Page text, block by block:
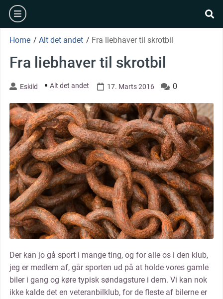
Skip
content
burger
Home / Alt det andet / Fra liebhaver til skrotbil
Fra liebhaver til skrotbil
Eskild Alt det andet 17. Marts 2016 0
Der kan jo gå sport i mange ting, og for alle os i den klub,
jeg er medlem af, går sporten ud på at holde vores gamle
biler i gang og køre typisk søndagsture i dem. Vi kan nok
ikke kalde det en veteranbilklub, for de fleste af bilerne er